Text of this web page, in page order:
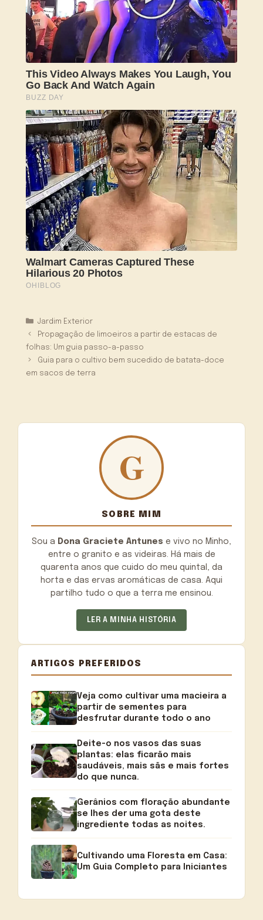
Categorias
Jardim Exterior
Propagação de limoeiros a partir de estacas de
folhas: Um guia passo-a-passo
Guia para o cultivo bem sucedido de batata-doce
em sacos de terra
SOBRE MIM
Sou a Dona Graciete Antunes e vivo no Minho,
entre o granito e as videiras. Há mais de
quarenta anos que cuido do meu quintal, da
horta e das ervas aromáticas de casa. Aqui
partilho tudo o que a terra me ensinou.
LER A MINHA HISTÓRIA
ARTIGOS PREFERIDOS
Veja como cultivar uma macieira a
partir de sementes para
desfrutar durante todo o ano
Deite-o nos vasos das suas
plantas: elas ficarão mais
saudáveis, mais sãs e mais fortes
do que nunca.
Gerânios com floração abundante
se lhes der uma gota deste
ingrediente todas as noites.
Cultivando uma Floresta em Casa:
Um Guia Completo para Iniciantes